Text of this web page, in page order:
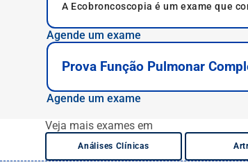
A Ecobroncoscopia é um exame que
Agende um exame
Prova Função Pulmonar
Agende um exame
Veja mais exames em
Análises Clínicas